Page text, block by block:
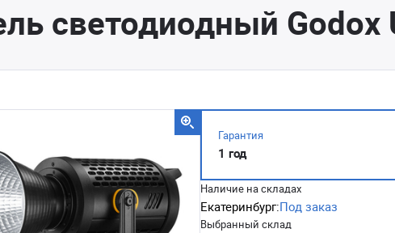
светодиодный Godox
Гарантия
1 год
Наличие на складах
Екатеринбург:Под заказ
Выбранный склад